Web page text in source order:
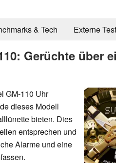
& Tech Externe
Gerüchte über
GM-110 Uhr
dieses Modell
bieten. Dies
entsprechen und
Alarme und eine